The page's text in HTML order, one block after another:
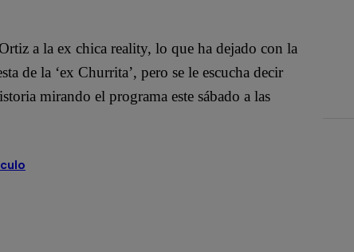
a la ex chica reality, lo que ha dejado con la
de la ‘ex Churrita’, pero se le escucha decir
mirando el programa este sábado a las